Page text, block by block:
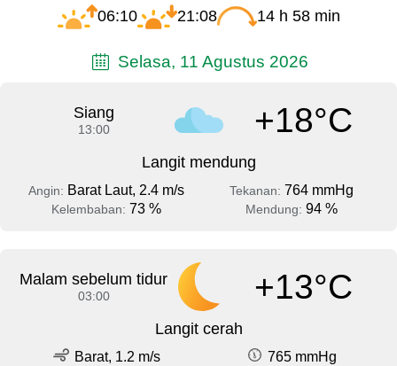
06:10 21:08 14 h 58 min
Selasa, 11 Agustus 2026
Siang
13:00 +18°C
Langit mendung
Angin: Barat Laut, 2.4 m/s Tekanan: 764 mmHg
Kelembaban: 73 % Mendung: 94 %
Malam sebelum tidur
03:00 +13°C
Langit cerah
Barat, 1.2 m/s
765 mmHg